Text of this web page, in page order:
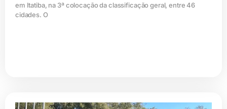
em Itatiba, na 3ª colocação da classificação geral, entre 46
cidades. O